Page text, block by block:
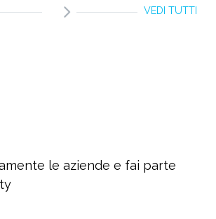
VEDI TUTTI
le aziende e fai parte